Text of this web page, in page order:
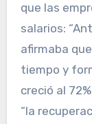
que las
salarios:
afirmaba
tiempo y
creció al
“la